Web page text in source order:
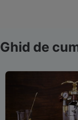
Ghid de